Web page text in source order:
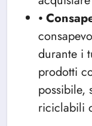
⦁
durante i
prodotti
possibile,
riciclabili